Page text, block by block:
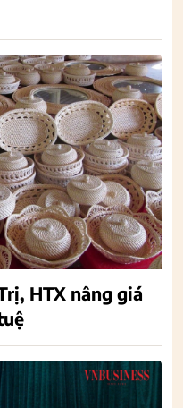
HTX nâng giá